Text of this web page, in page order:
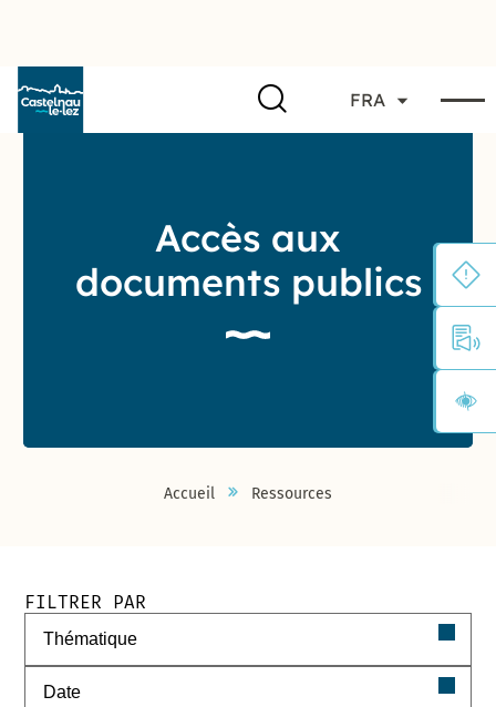
FRA
Accès aux
documents publics
Accueil Ressources
Filtres de recherche des documents
FILTRER PAR
Filtrer par thématique
Filtrer par date